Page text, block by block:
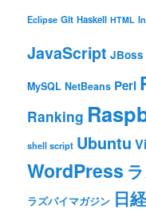
Eclipse Git Haskell HTML
JavaScript JBoss
MySQL NetBeans Perl
Ranking
shell script Ubuntu
WordPress
ラズパイマガジン 日